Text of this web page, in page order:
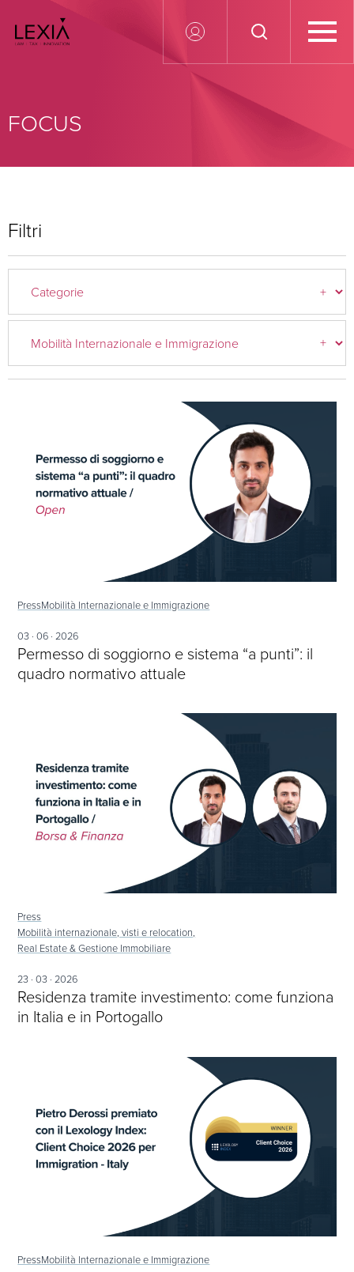
FOCUS
Filtri
PressMobilità Internazionale e Immigrazione
03 · 06 · 2026
Permesso di soggiorno e sistema “a punti”: il
quadro normativo attuale
Press
Mobilità internazionale, visti e relocation,
Real Estate & Gestione Immobiliare
23 · 03 · 2026
Residenza tramite investimento: come funziona
in Italia e in Portogallo
PressMobilità Internazionale e Immigrazione